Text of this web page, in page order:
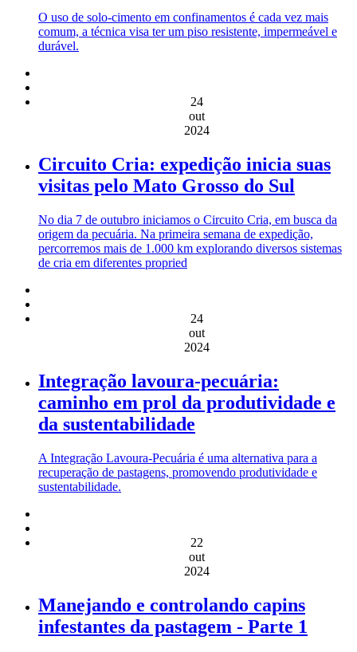
O uso de solo-cimento em confinamentos é cada vez mais
comum, a técnica visa ter um piso resistente, impermeável e
durável.
24
out
2024
Circuito Cria: expedição inicia suas
visitas pelo Mato Grosso do Sul
No dia 7 de outubro iniciamos o Circuito Cria, em busca da
origem da pecuária. Na primeira semana de expedição,
percorremos mais de 1.000 km explorando diversos sistemas
de cria em diferentes propried
24
out
2024
Integração lavoura-pecuária:
caminho em prol da produtividade e
da sustentabilidade
A Integração Lavoura-Pecuária é uma alternativa para a
recuperação de pastagens, promovendo produtividade e
sustentabilidade.
22
out
2024
Manejando e controlando capins
infestantes da pastagem - Parte 1